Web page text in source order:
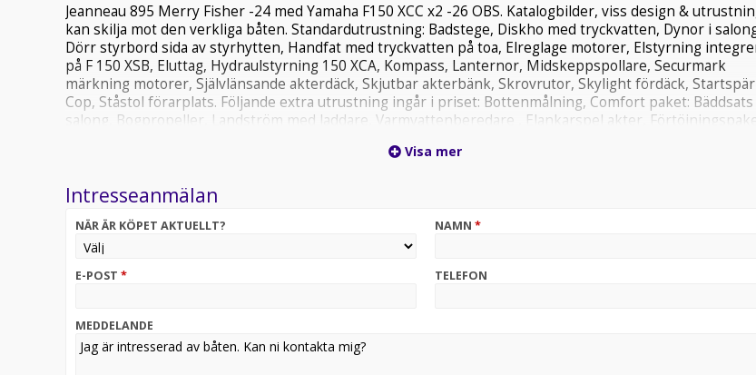
Jeanneau 895 Merry Fisher -24 med Yamaha F150 XCC x2 -26 OBS. Katalogbilder, viss design &
kan skilja mot den verkliga båten. Standardutrustning: Badstege, Diskho med tryckvatten, Dynor i
Dörr styrbord sida av styrhytten, Handfat med tryckvatten på toa, Elreglage motorer, Elstyrning
på F 150 XSB, Eluttag, Hydraulstyrning 150 XCA, Kompass, Lanternor, Midskeppspollare, Securmark
märkning motorer, Självlänsande akterdäck, Skjutbar akterbänk, Skrovrutor, Skylight fördäck,
Cop, Ståstol förarplats. Följande extra utrustning ingår i priset: Bottenmålning, Comfort paket: Bäddsats
salong, Bogpropeller, Landström med laddare, Varmvattenberedare , Elankarspel akter,
x2, Nordic paket: Dynor & ryggdynor aktersoffa, Kylskåpr 60L, Dusch i sittbrunn, El trimplan, Led
Garmin 12" GPS med ekolod & sjökort, Skåp i förcabin, Fusion stereodocka med 4 högtalare, Värmare
erbjuder finansiering via Swedbank & Santander.
Visa mer
Intresseanmälan
NÄR ÄR KÖPET AKTUELLT? NAMN *
E-POST * TELEFON
MEDDELANDE